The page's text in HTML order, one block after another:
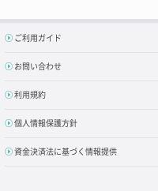
ご利用ガイド
お問い合わせ
利用規約
個人情報保護方針
資金決済法に基づく情報提供